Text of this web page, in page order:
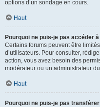
options d’un sondage en cours.
Haut
Pourquoi ne puis-je pas accéder
Certains forums peuvent être
d’utilisateurs. Pour consulter,
action, vous avez besoin des
modérateur ou un administrateur
Haut
Pourquoi ne puis-je pas